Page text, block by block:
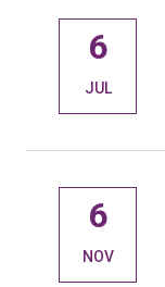
6
JUL
6
NOV